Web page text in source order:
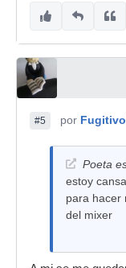
#5 por
Poeta
estoy
para hacer
del mixer